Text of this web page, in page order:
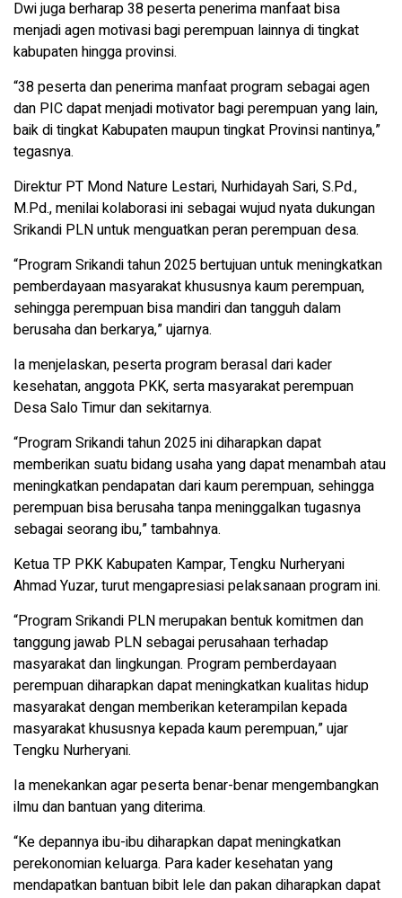
Dwi juga berharap 38 peserta penerima manfaat bisa
menjadi agen motivasi bagi perempuan lainnya di tingkat
kabupaten hingga provinsi.
“38 peserta dan penerima manfaat program sebagai agen
dan PIC dapat menjadi motivator bagi perempuan yang lain,
baik di tingkat Kabupaten maupun tingkat Provinsi nantinya,”
tegasnya.
Direktur PT Mond Nature Lestari, Nurhidayah Sari, S.Pd.,
M.Pd., menilai kolaborasi ini sebagai wujud nyata dukungan
Srikandi PLN untuk menguatkan peran perempuan desa.
“Program Srikandi tahun 2025 bertujuan untuk meningkatkan
pemberdayaan masyarakat khususnya kaum perempuan,
sehingga perempuan bisa mandiri dan tangguh dalam
berusaha dan berkarya,” ujarnya.
Ia menjelaskan, peserta program berasal dari kader
kesehatan, anggota PKK, serta masyarakat perempuan
Desa Salo Timur dan sekitarnya.
“Program Srikandi tahun 2025 ini diharapkan dapat
memberikan suatu bidang usaha yang dapat menambah atau
meningkatkan pendapatan dari kaum perempuan, sehingga
perempuan bisa berusaha tanpa meninggalkan tugasnya
sebagai seorang ibu,” tambahnya.
Ketua TP PKK Kabupaten Kampar, Tengku Nurheryani
Ahmad Yuzar, turut mengapresiasi pelaksanaan program ini.
“Program Srikandi PLN merupakan bentuk komitmen dan
tanggung jawab PLN sebagai perusahaan terhadap
masyarakat dan lingkungan. Program pemberdayaan
perempuan diharapkan dapat meningkatkan kualitas hidup
masyarakat dengan memberikan keterampilan kepada
masyarakat khususnya kepada kaum perempuan,” ujar
Tengku Nurheryani.
Ia menekankan agar peserta benar-benar mengembangkan
ilmu dan bantuan yang diterima.
“Ke depannya ibu-ibu diharapkan dapat meningkatkan
perekonomian keluarga. Para kader kesehatan yang
mendapatkan bantuan bibit lele dan pakan diharapkan dapat